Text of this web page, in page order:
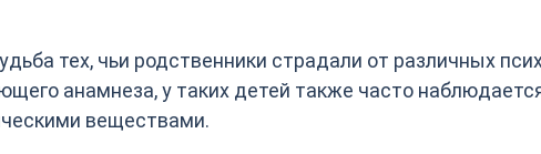
тех, чьи родственники страдали от различных
анамнеза, у таких детей также часто
веществами.